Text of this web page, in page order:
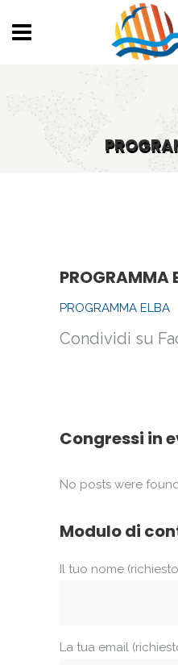
PROGRAMMA
PROGRAMMA ELBA
Condividi su
Congressi in
No posts were
Modulo di
Il tuo nome
La tua email